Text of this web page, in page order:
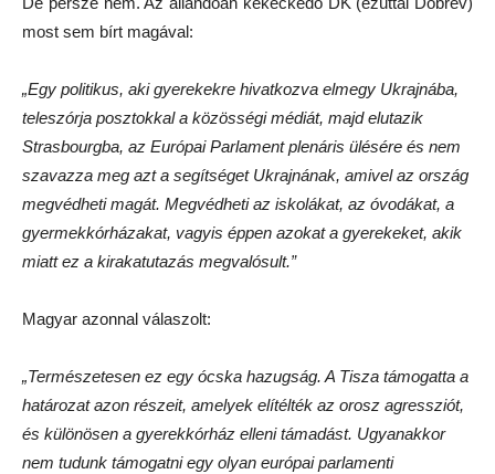
most sem bírt magával:
„Egy politikus, aki gyerekekre hivatkozva elmegy Ukrajnába,
teleszórja posztokkal a közösségi médiát, majd elutazik
Strasbourgba, az Európai Parlament plenáris ülésére és nem
szavazza meg azt a segítséget Ukrajnának, amivel az ország
megvédheti magát. Megvédheti az iskolákat, az óvodákat, a
gyermekkórházakat, vagyis éppen azokat a gyerekeket, akik
miatt ez a kirakatutazás megvalósult.”
Magyar azonnal válaszolt:
„Természetesen ez egy ócska hazugság. A Tisza támogatta a
határozat azon részeit, amelyek elítélték az orosz agressziót,
és különösen a gyerekkórház elleni támadást. Ugyanakkor
nem tudunk támogatni egy olyan európai parlamenti